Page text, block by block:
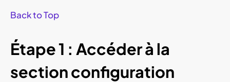
Back to Top
Étape 1 : Accéder à la
section configuration